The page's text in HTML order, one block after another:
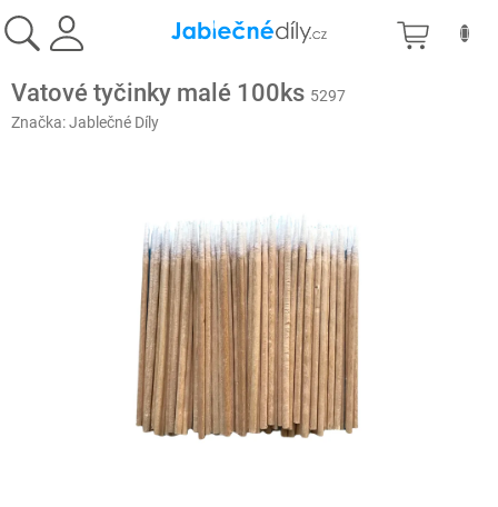
na
obsah
Vatové tyčinky malé 100ks 5297
Značka:Jablečné Díly